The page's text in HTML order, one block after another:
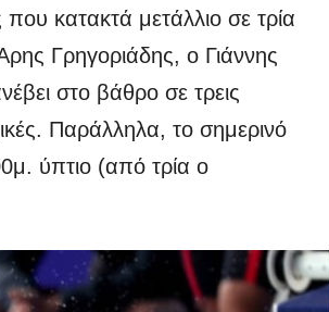
κατακτά μετάλλιο σε τρία
Γρηγοριάδης, ο Γιάννης
στο βάθρο σε τρεις
Παράλληλα, το σημερινό
ύπτιο (από τρία ο